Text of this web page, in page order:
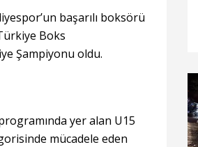
başarılı boksörü
Boks
Şampiyonu oldu.
yer alan U15
mücadele eden